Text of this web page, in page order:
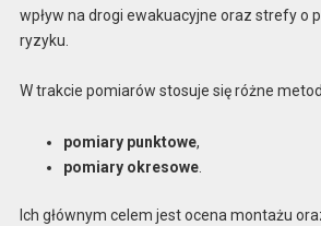
wpływ na drogi ewakuacyjne oraz strefy o
ryzyku.
W trakcie pomiarów stosuje się różne
pomiary punktowe,
pomiary okresowe.
Ich głównym celem jest ocena montażu